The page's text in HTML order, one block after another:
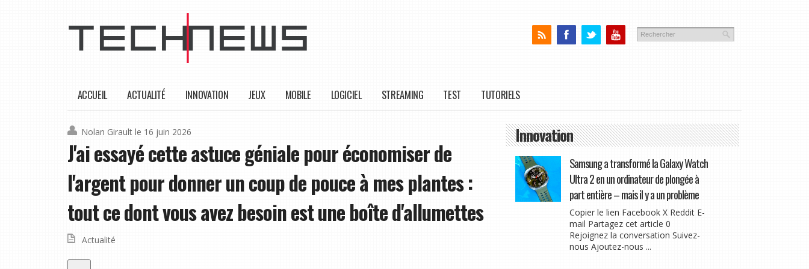
ACCUEIL ACTUALITÉ INNOVATION JEUX MOBILE LOGICIEL STREAMING TEST TUTORIELS
Nolan Girault le 16 juin 2026
J'ai essayé cette astuce géniale pour économiser de
l'argent pour donner un coup de pouce à mes plantes :
tout ce dont vous avez besoin est une boîte d'allumettes
Actualité
Innovation
Samsung a transformé la Galaxy Watch
Ultra 2 en un ordinateur de plongée à
part entière – mais il y a un problème
Copier le lien Facebook X Reddit E-
mail Partagez cet article 0
Rejoignez la conversation Suivez-
nous Ajoutez-nous ...